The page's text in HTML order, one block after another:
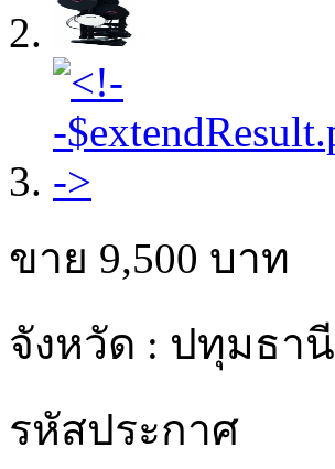
ขาย 9,500 บาท
จังหวัด : ปทุมธานี
รหัสประกาศ